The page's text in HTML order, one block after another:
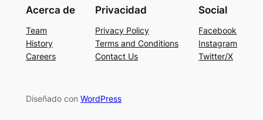
Acerca de
Team
History
Careers
Privacidad
Privacy Policy
Terms and Conditions
Contact Us
Social
Facebook
Instagram
Twitter/X
Diseñado con WordPress